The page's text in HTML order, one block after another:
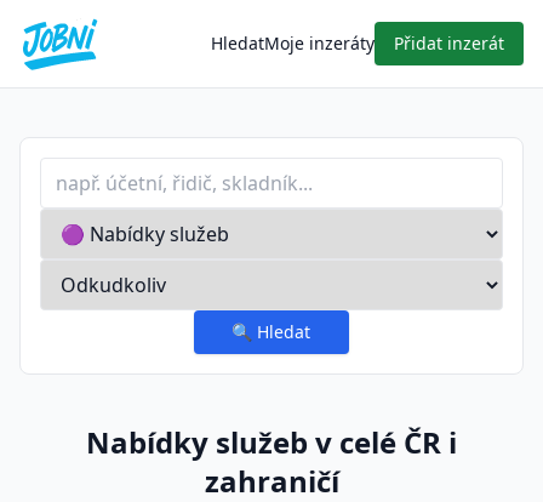
HledatMoje inzeráty Přidat inzerát
Profese nebo klíčové slovo
Typ inzerátu
Lokalita
🔍 Hledat
Nabídky služeb v celé ČR i
zahraničí